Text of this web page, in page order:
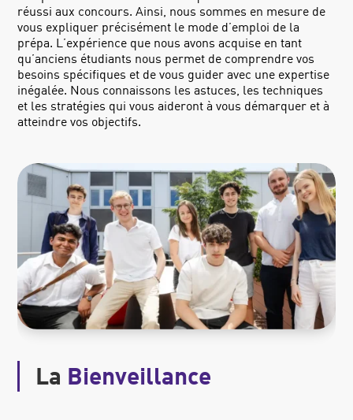
réussi aux concours. Ainsi, nous sommes en mesure de
vous expliquer précisément le mode d’emploi de la
prépa. L’expérience que nous avons acquise en tant
qu’anciens étudiants nous permet de comprendre vos
besoins spécifiques et de vous guider avec une expertise
inégalée. Nous connaissons les astuces, les techniques
et les stratégies qui vous aideront à vous démarquer et à
atteindre vos objectifs.
La Bienveillance